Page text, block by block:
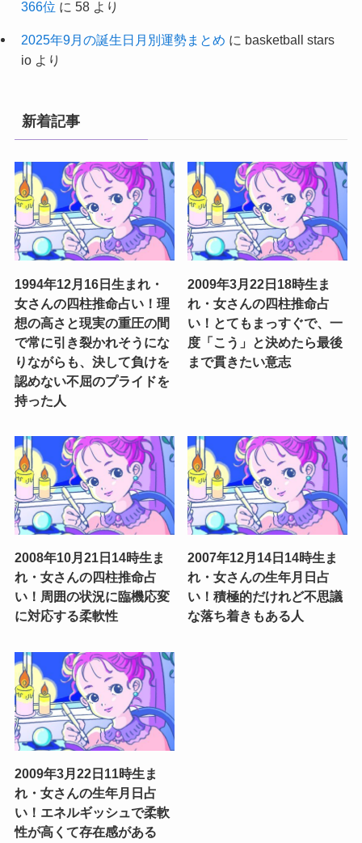
366位 に 58より
2025年9月の誕生日月別運勢まとめ に basketball stars
ioより
新着記事
1994年12月16日生まれ・
女さんの四柱推命占い！理
想の高さと現実の重圧の間
で常に引き裂かれそうにな
りながらも、決して負けを
認めない不屈のプライドを
持った人
2009年3月22日18時生ま
れ・女さんの四柱推命占
い！とてもまっすぐで、一
度「こう」と決めたら最後
まで貫きたい意志
2008年10月21日14時生ま
れ・女さんの四柱推命占
い！周囲の状況に臨機応変
に対応する柔軟性
2007年12月14日14時生ま
れ・女さんの生年月日占
い！積極的だけれど不思議
な落ち着きもある人
2009年3月22日11時生ま
れ・女さんの生年月日占
い！エネルギッシュで柔軟
性が高くて存在感がある